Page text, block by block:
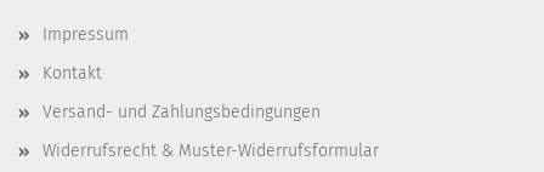
Impressum
Kontakt
Versand- und Zahlungsbedingungen
Widerrufsrecht & Muster-Widerrufsformular